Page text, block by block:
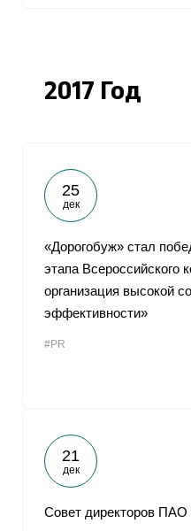
2017 Год
25
дек
«Дорогобуж» стал
этапа Всероссийского
организация высокой
эффективности»
#PR
21
дек
Совет директоров ПАО